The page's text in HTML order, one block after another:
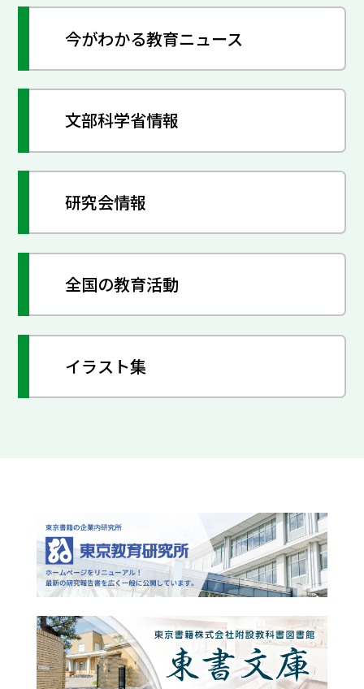
今がわかる教育ニュース
文部科学省情報
研究会情報
全国の教育活動
イラスト集